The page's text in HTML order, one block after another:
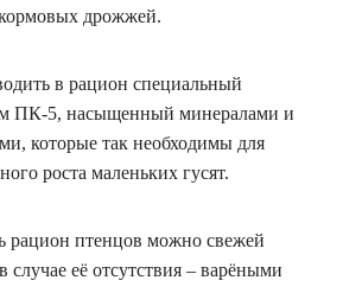
дрожжей.
в рацион специальный
ПК-5, насыщенный минералами и
которые так необходимы для
роста маленьких гусят.
рацион птенцов можно свежей
случае её отсутствия – варёными